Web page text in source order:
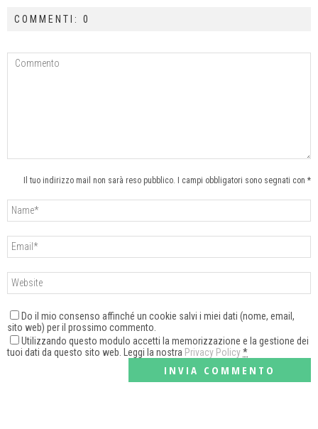
COMMENTI: 0
Il tuo indirizzo mail non sarà reso pubblico. I campi obbligatori sono segnati con *
Do il mio consenso affinché un cookie salvi i miei dati (nome, email,
sito web) per il prossimo commento.
Utilizzando questo modulo accetti la memorizzazione e la gestione dei
tuoi dati da questo sito web. Leggi la nostra Privacy Policy*